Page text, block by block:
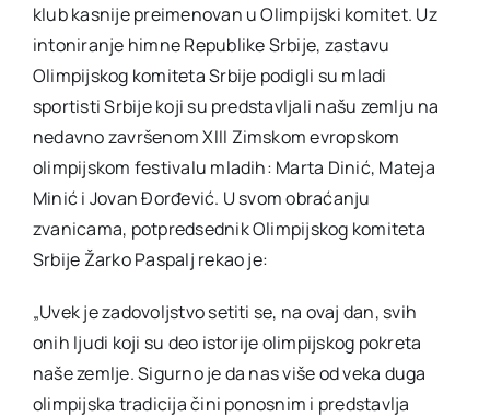
klub kasnije preimenovan u Olimpijski komitet. Uz
intoniranje himne Republike Srbije, zastavu
Olimpijskog komiteta Srbije podigli su mladi
sportisti Srbije koji su predstavljali našu zemlju na
nedavno završenom XIII Zimskom evropskom
olimpijskom festivalu mladih: Marta Dinić, Mateja
Minić i Jovan Đorđević. U svom obraćanju
zvanicama, potpredsednik Olimpijskog komiteta
Srbije Žarko Paspalj rekao je:
„Uvek je zadovoljstvo setiti se, na ovaj dan, svih
onih ljudi koji su deo istorije olimpijskog pokreta
naše zemlje. Sigurno je da nas više od veka duga
olimpijska tradicija čini ponosnim i predstavlja